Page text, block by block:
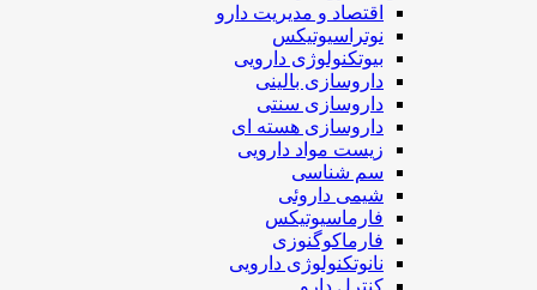
اقتصاد و مديريت دارو
نوتراسیوتیکس
بيوتكنولوژی دارویی
داروسازی بالينی
داروسازی سنتی
داروسازی هسته ای
زیست مواد دارویی
سم شناسی
شيمی داروئی
فارماسيوتيكس
فارماكوگنوزی
نانوتکنولوژی دارویی
كنترل دارو